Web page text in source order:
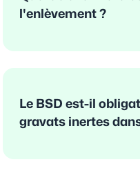
l'enlèvement ?
Le BSD est-il
gravats inertes